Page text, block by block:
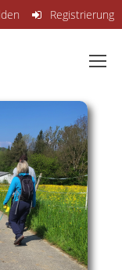
Registrierung